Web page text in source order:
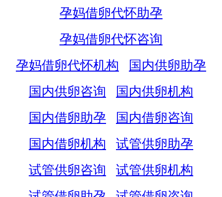
孕妈借卵代怀助孕
孕妈借卵代怀咨询
孕妈借卵代怀机构
国内供卵助孕
国内供卵咨询
国内供卵机构
国内借卵助孕
国内借卵咨询
国内借卵机构
试管供卵助孕
试管供卵咨询
试管供卵机构